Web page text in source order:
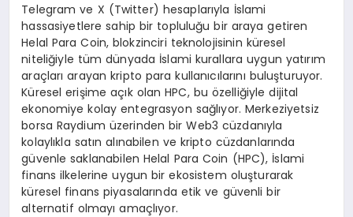
Telegram ve X (Twitter) hesaplarıyla İslami
hassasiyetlere sahip bir topluluğu bir araya getiren
Helal Para Coin, blokzinciri teknolojisinin küresel
niteliğiyle tüm dünyada İslami kurallara uygun yatırım
araçları arayan kripto para kullanıcılarını buluşturuyor.
Küresel erişime açık olan HPC, bu özelliğiyle dijital
ekonomiye kolay entegrasyon sağlıyor. Merkeziyetsiz
borsa Raydium üzerinden bir Web3 cüzdanıyla
kolaylıkla satın alınabilen ve kripto cüzdanlarında
güvenle saklanabilen Helal Para Coin (HPC), İslami
finans ilkelerine uygun bir ekosistem oluşturarak
küresel finans piyasalarında etik ve güvenli bir
alternatif olmayı amaçlıyor.